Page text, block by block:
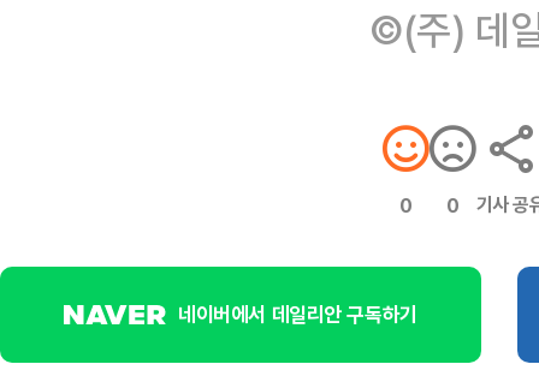
©(주) 데
0 0 기사 공
네이버에서 데일리안 구독하기